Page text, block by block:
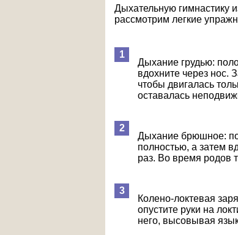
Дыхательную гимнастику
рассмотрим легкие
Дыхание грудью:
вдохните через нос.
чтобы двигалась
оставалась
Дыхание брюшное:
полностью, а затем
раз. Во время родов
Колено-локтевая
опустите руки на
него, высовывая